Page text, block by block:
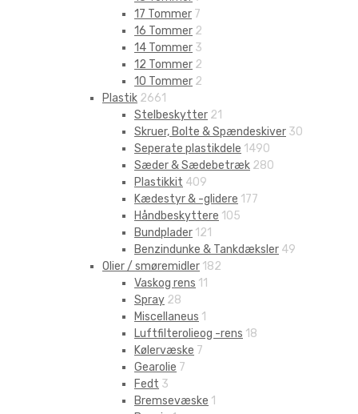
17 Tommer 7
16 Tommer 2
14 Tommer 3
12 Tommer 2
10 Tommer 2
Plastik 2661
Stelbeskytter 21
Skruer, Bolte & Spændeskiver 30
Seperate plastikdele 1490
Sæder & Sædebetræk 280
Plastikkit 409
Kædestyr & -glidere 177
Håndbeskyttere 105
Bundplader 121
Benzindunke & Tankdæksler 49
Olier / smøremidler 182
Vaskog rens 11
Spray 28
Miscellaneus 1
Luftfilterolieog -rens 18
Kølervæske 7
Gearolie 7
Fedt 3
Bremsevæske 1